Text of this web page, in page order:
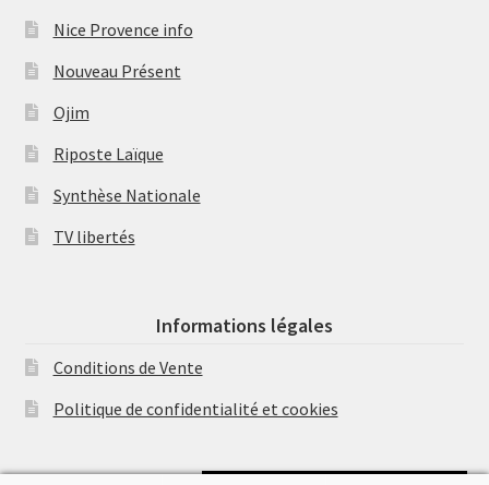
Nice Provence info
Nouveau Présent
Ojim
Riposte Laïque
Synthèse Nationale
TV libertés
Informations légales
Conditions de Vente
Politique de confidentialité et cookies